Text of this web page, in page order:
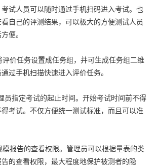
试人员可以随时通过手机扫码进入考试。也
自己的评测结果，可以极大的方便测试人员
便。
价任务设置成任务组，并可生成任务组二维
过手机扫描快速进入评价任务。
指定考试的起止时间。开始考试时间前不得
考试。不仅方便统一测试标准，而且可以准
告的查看权限。管理员可以根据量表的类
的查看权限，最大程度地保护被测者的隐